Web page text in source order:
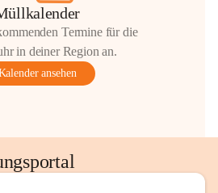
Termine für die
in deiner Region an.
ansehen